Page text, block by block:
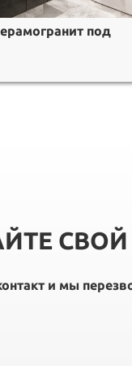
под
и мы